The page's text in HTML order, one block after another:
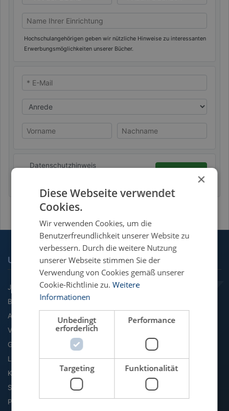
Name Ihrer Universität/Hochschule (oder privat)
Hochschulangehörigen geben wir nützliche Hinweise zu interessanten
Erwerbungsmöglichkeiten unserer Bücher.
* E-Mail
Anrede
Vorname Nachname
Datenschutzhinweis
UNSERE FACHGEBIETE
Jura
BWL
Agrarwissenschaft
VWL
Geographie
Literatur & Sprache
Kommunikation & Medien
Soziologie
Politik
×
Diese Webseite verwendet
Cookies.
Wir verwenden Cookies, um die
Benutzerfreundlichkeit unserer Website zu
verbessern. Durch die weitere Nutzung
unserer Webseite stimmen Sie der
Verwendung von Cookies gemäß unserer
Cookie-Richtlinie zu. Weitere
Informationen
Unbedingt
erforderlich
Performance
Targeting Funktionalität